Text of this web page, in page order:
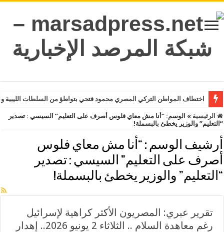
اختطاف المواطن التركي المصري محمود فتحي بتواطؤ من السلطات
الرئيسية » الوسم: “أنا مش معاي فلوس أصرف على التعليم” السيسي : تصدير
“التعليم” والوزير يخطئ بالبسملة!
أرشيف الوسم : “أنا مش معاي فلوس
أصرف على التعليم” السيسي : تصدير
“التعليم” والوزير يخطئ بالبسملة!
تقرير عبري: المصريون الأكثر كراهية لإسرائيل
رغم معاهدة السلام .. الثلاثاء 2 يونيو 2026.. إهدار